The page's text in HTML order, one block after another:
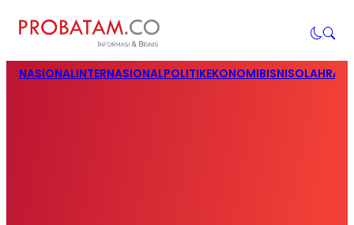
NASIONALINTERNASIONALPOLITIKEKONOMIBISNIS